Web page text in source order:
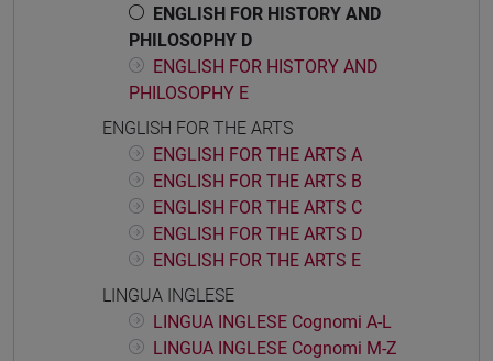
ENGLISH FOR HISTORY AND
PHILOSOPHY D
ENGLISH FOR HISTORY AND
PHILOSOPHY E
ENGLISH FOR THE ARTS
ENGLISH FOR THE ARTS A
ENGLISH FOR THE ARTS B
ENGLISH FOR THE ARTS C
ENGLISH FOR THE ARTS D
ENGLISH FOR THE ARTS E
LINGUA INGLESE
LINGUA INGLESE Cognomi A-L
LINGUA INGLESE Cognomi M-Z